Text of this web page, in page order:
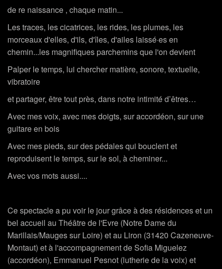
de re naissance , chaque matin...
Les traces, les cicatrices, les rides, les plumes, les
morceaux d'elles, d'ils, d'îles, d'ailes laissé·es en
chemin...les magnifiques parchemins que l'on devient
Palper le temps, lui chercher matière, sonore, textuelle,
vibratoire
et partager, être tout près, dans notre intimité d’êtres…
Avec mes voix, avec mes doigts, sur accordéon, sur une
guitare en bois
Avec mes pieds, sur des pédales qui bouclent et
reproduisent le temps, sur le sol, à cheminer...
Avec vos mots aussi....
Ce spectacle a pu voir le jour grâce à des résidences et un
bel accueil au Théâtre de l'Evre (Notre Dame du
Marillais/Mauges sur Loire) et au Liron (31420 Cazeneuve-
Montaut) et à l'accompagnement de Sofia Miguelez
(accordéon), Emmanuel Pesnot (lutherie de la voix) et